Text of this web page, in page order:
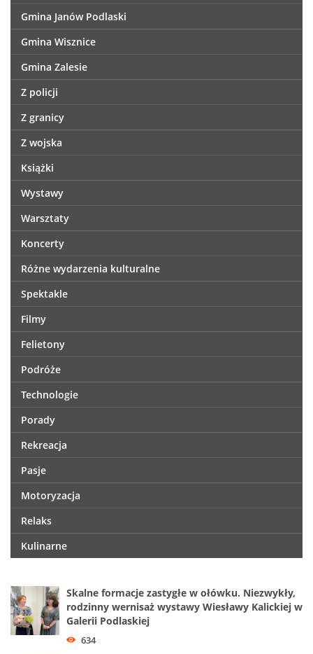
Gmina Janów Podlaski
Gmina Wisznice
Gmina Zalesie
Z policji
Z granicy
Z wojska
Książki
Wystawy
Warsztaty
Koncerty
Różne wydarzenia kulturalne
Spektakle
Filmy
Felietony
Podróże
Technologie
Porady
Rekreacja
Pasje
Motoryzacja
Relaks
Kulinarne
Skalne formacje zastygłe w ołówku. Niezwykły,
rodzinny wernisaż wystawy Wiesławy Kalickiej w
Galerii Podlaskiej
634